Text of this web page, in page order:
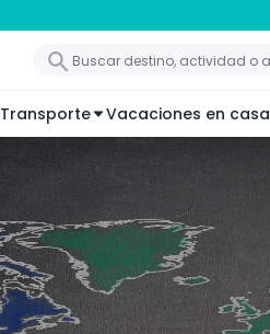
Transporte Vacaciones en casa